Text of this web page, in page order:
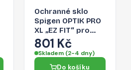
Ochranné sklo
Spigen OPTIK PRO
XL „EZ FIT“ pro
iPhone 17 Pro Max -
navy blue
801 Kč
Skladem (2-4 dny)
Do košíku